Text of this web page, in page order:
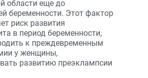
области еще до
беременности. Этот фактор
риск развития
в период беременности,
к преждевременным
у женщины,
развитию преэклампсии